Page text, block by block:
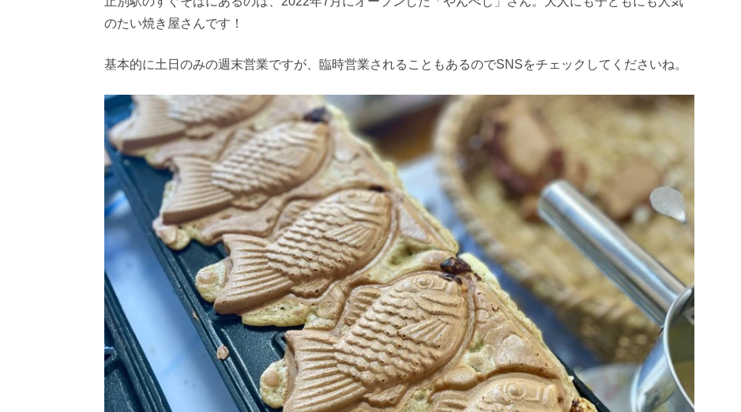
のたい焼き屋さんです！
基本的に土日のみの週末営業ですが、臨時営業されることもあるのでSNSをチェックしてくださいね。